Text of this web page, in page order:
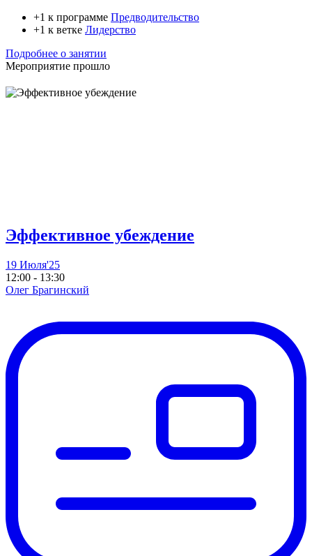
+1 к программе Предводительство
+1 к ветке Лидерство
Подробнее о занятии
Мероприятие прошло
Эффективное убеждение
19 Июля'25
12:00 - 13:30
Олег Брагинский